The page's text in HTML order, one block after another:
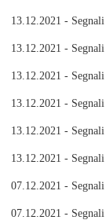
13.12.2021 -
13.12.2021 -
13.12.2021 -
13.12.2021 -
13.12.2021 -
13.12.2021 -
07.12.2021 -
07.12.2021 -